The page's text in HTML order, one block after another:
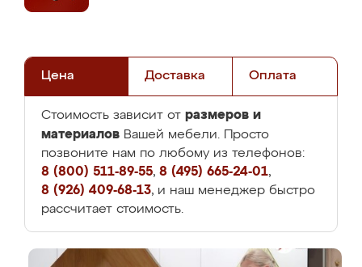
Цена Доставка Оплата
Стоимость зависит от размеров и
материалов Вашей мебели. Просто
позвоните нам по любому из телефонов:
8 (800) 511-89-55, 8 (495) 665-24-01,
8 (926) 409-68-13, и наш менеджер быстро
рассчитает стоимость.